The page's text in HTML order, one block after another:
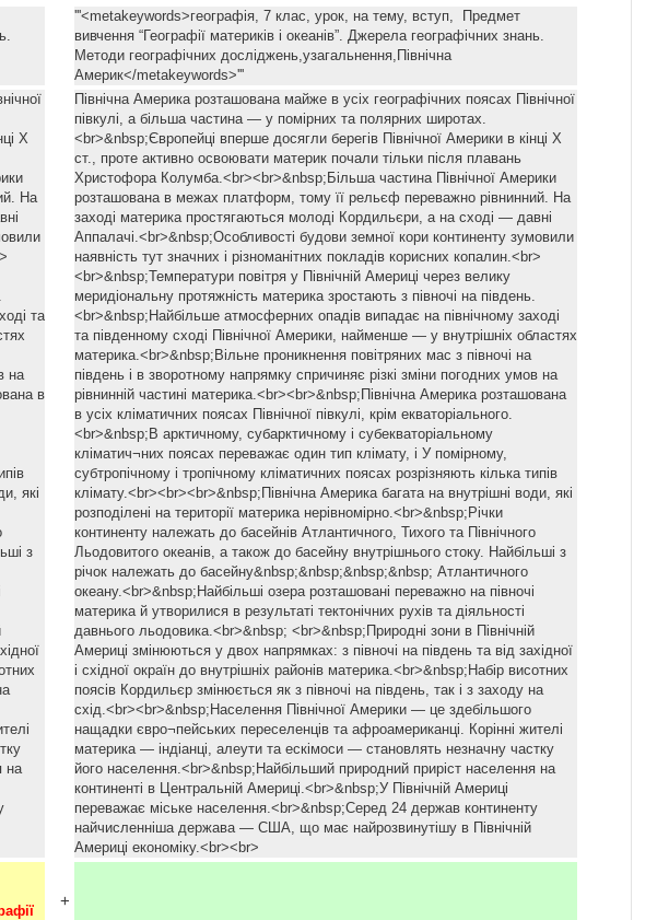
'''<metakeywords>географія, 7 клас, урок, на тему, вступ, Предмет
вивчення “Географії материків і океанів”. Джерела географічних знань.
Методи географічних досліджень,узагальнення,Північна
Америк</metakeywords>'''
X
На
та
на
в
які
з
на
Північна Америка розташована майже в усіх географічних поясах Північної
півкулі, а більша частина — у помірних та полярних широтах.
<br>&nbsp;Європейці вперше досягли берегів Північної Америки в кінці X
ст., проте активно освоювати материк почали тільки після плавань
Христофора Колумба.<br><br>&nbsp;Більша частина Північної Америки
розташована в межах платформ, тому її рельєф переважно рівнинний. На
заході материка простягаються молоді Кордильєри, а на сході — давні
Аппалачі.<br>&nbsp;Особливості будови земної кори континенту зумовили
наявність тут значних і різноманітних покладів корисних копалин.<br>
<br>&nbsp;Температури повітря у Північній Америці через велику
меридіональну протяжність материка зростають з півночі на південь.
<br>&nbsp;Найбільше атмосферних опадів випадає на північному заході
та південному сході Північної Америки, найменше — у внутрішніх областях
материка.<br>&nbsp;Вільне проникнення повітряних мас з півночі на
південь і в зворотному напрямку спричиняє різкі зміни погодних умов на
рівнинній частині материка.<br><br>&nbsp;Північна Америка розташована
в усіх кліматичних поясах Північної півкулі, крім екваторіального.
<br>&nbsp;В арктичному, субарктичному і субекваторіальному
кліматич¬них поясах переважає один тип клімату, і У помірному,
субтропічному і тропічному кліматичних поясах розрізняють кілька типів
клімату.<br><br><br>&nbsp;Північна Америка багата на внутрішні води, які
розподілені на території материка нерівномірно.<br>&nbsp;Річки
континенту належать до басейнів Атлантичного, Тихого та Північного
Льодовитого океанів, а також до басейну внутрішнього стоку. Найбільші з
річок належать до басейну&nbsp;&nbsp;&nbsp;&nbsp; Атлантичного
океану.<br>&nbsp;Найбільші озера розташовані переважно на півночі
материка й утворилися в результаті тектонічних рухів та діяльності
давнього льодовика.<br>&nbsp; <br>&nbsp;Природні зони в Північній
Америці змінюються у двох напрямках: з півночі на південь та від західної
і східної окраїн до внутрішніх районів материка.<br>&nbsp;Набір висотних
поясів Кордильєр змінюється як з півночі на південь, так і з заходу на
схід.<br><br>&nbsp;Населення Північної Америки — це здебільшого
нащадки євро¬пейських переселенців та афроамериканці. Корінні жителі
материка — індіанці, алеути та ескімоси — становлять незначну частку
його населення.<br>&nbsp;Найбільший природний приріст населення на
континенті в Центральній Америці.<br>&nbsp;У Північній Америці
переважає міське населення.<br>&nbsp;Серед 24 держав континенту
найчисленніша держава — США, що має найрозвинутішу в Північній
Америці економіку.<br><br>
+